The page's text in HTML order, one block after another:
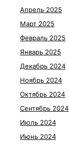
Апрель 2025
Март 2025
Февраль 2025
Январь 2025
Декабрь 2024
Ноябрь 2024
Октябрь 2024
Сентябрь 2024
Июль 2024
Июнь 2024